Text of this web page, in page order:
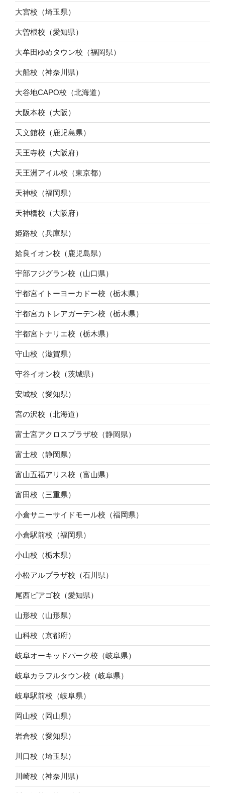
大宮校（埼玉県）
大曽根校（愛知県）
大牟田ゆめタウン校（福岡県）
大船校（神奈川県）
大谷地CAPO校（北海道）
大阪本校（大阪）
天文館校（鹿児島県）
天王寺校（大阪府）
天王洲アイル校（東京都）
天神校（福岡県）
天神橋校（大阪府）
姫路校（兵庫県）
姶良イオン校（鹿児島県）
宇部フジグラン校（山口県）
宇都宮イトーヨーカドー校（栃木県）
宇都宮カトレアガーデン校（栃木県）
宇都宮トナリエ校（栃木県）
守山校（滋賀県）
守谷イオン校（茨城県）
安城校（愛知県）
宮の沢校（北海道）
富士宮アクロスプラザ校（静岡県）
富士校（静岡県）
富山五福アリス校（富山県）
富田校（三重県）
小倉サニーサイドモール校（福岡県）
小倉駅前校（福岡県）
小山校（栃木県）
小松アルプラザ校（石川県）
尾西ピアゴ校（愛知県）
山形校（山形県）
山科校（京都府）
岐阜オーキッドパーク校（岐阜県）
岐阜カラフルタウン校（岐阜県）
岐阜駅前校（岐阜県）
岡山校（岡山県）
岩倉校（愛知県）
川口校（埼玉県）
川崎校（神奈川県）